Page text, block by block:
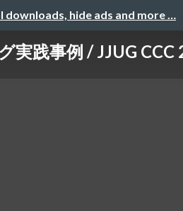
hide ads and more …
践事例 / JJUG CCC